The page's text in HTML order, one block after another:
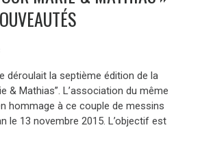
déroulait la septième édition de la
& Mathias”. L’association du même
hommage à ce couple de messins
le 13 novembre 2015. L’objectif est